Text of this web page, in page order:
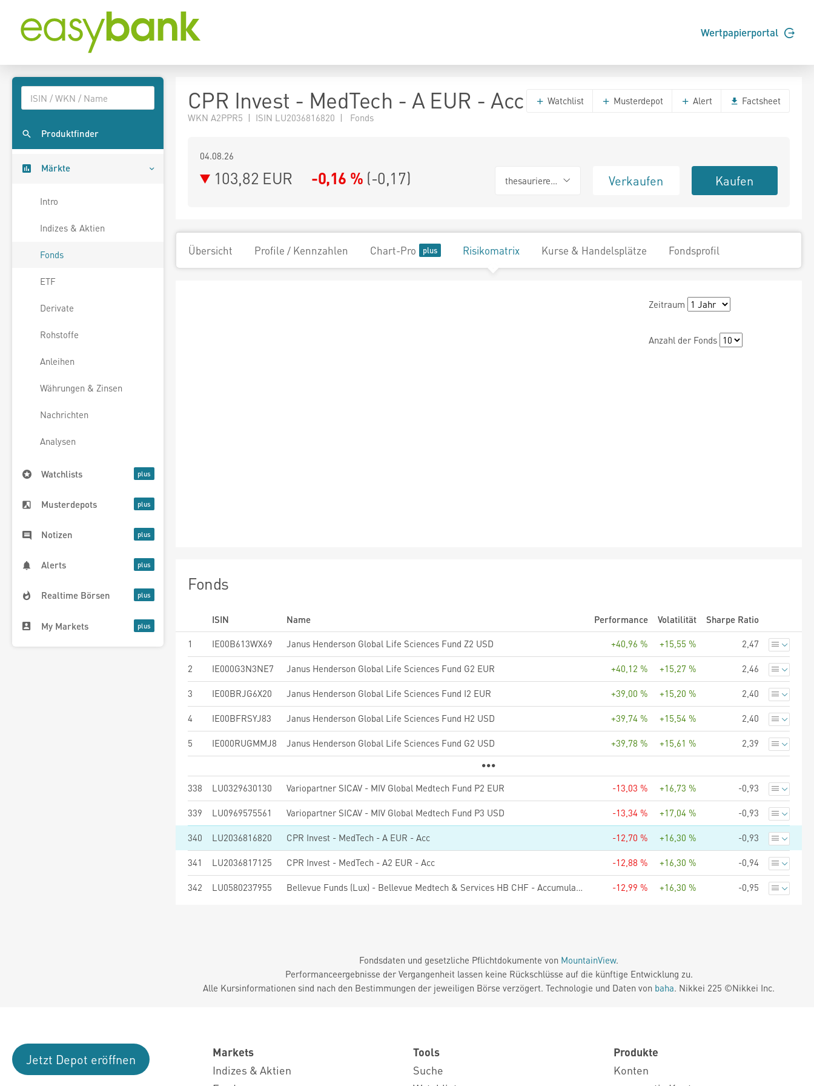
Wertpapierportal
Produktfinder
Märkte
Intro
Indizes & Aktien
Fonds
ETF
Derivate
Rohstoffe
Anleihen
Währungen & Zinsen
Nachrichten
Analysen
Watchlists
Musterdepots
Notizen
Alerts
Realtime Börsen
My Markets
CPR Invest - MedTech - A EUR - Acc
WKN A2PPR5 | ISIN LU2036816820 | Fonds
Watchlist Musterdepot Alert Factsheet
04.08.26
103,82 EUR -0,16 % (-0,17) thesaurierend Verkaufen Kaufen
Übersicht Profile / Kennzahlen Chart-Pro Risikomatrix Kurse & Handelsplätze Fondsprofil
Zeitraum
Anzahl der Fonds
Fonds
ISIN Name Performance Volatilität
Sharpe Ratio
1
IE00B613WX69 Janus Henderson Global Life Sciences Fund Z2 USD +40,96 % +15,55 % 2,47
2 IE000G3N3NE7 Janus Henderson Global Life Sciences Fund G2 EUR +40,12 % +15,27 % 2,46
3 IE00BRJG6X20 Janus Henderson Global Life Sciences Fund I2 EUR +39,00 % +15,20 % 2,40
4 IE00BFRSYJ83 Janus Henderson Global Life Sciences Fund H2 USD +39,74 % +15,54 % 2,40
5 IE000RUGMMJ8 Janus Henderson Global Life Sciences Fund G2 USD +39,78 % +15,61 % 2,39
338 LU0329630130 Variopartner SICAV - MIV Global Medtech Fund P2 EUR -13,03 % +16,73 % -0,93
339 LU0969575561 Variopartner SICAV - MIV Global Medtech Fund P3 USD -13,34 % +17,04 % -0,93
340 LU2036816820 CPR Invest - MedTech - A EUR - Acc -12,70 % +16,30 % -0,93
341 LU2036817125 CPR Invest - MedTech - A2 EUR - Acc -12,88 % +16,30 % -0,94
342 LU0580237955 Bellevue Funds (Lux) - Bellevue Medtech & Services HB CHF - Accumulating -12,99 % +16,30 % -0,95
Fondsdaten und gesetzliche Pflichtdokumente von MountainView.
Performanceergebnisse der Vergangenheit lassen keine Rückschlüsse auf die künftige Entwicklung zu.
Alle Kursinformationen sind nach den Bestimmungen der jeweiligen Börse verzögert. Technologie und Daten von baha. Nikkei 225 ©Nikkei Inc.
Jetzt Depot eröffnen
Markets
Indizes & Aktien
Tools
Suche
Produkte
Konten